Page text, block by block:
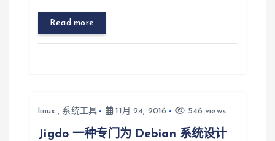
Read more
linux , 系统工具 11月 24, 2016 546 views
Jigdo 一种专门为 Debian 系统设计